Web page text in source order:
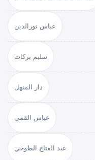
عباس نورالدين
سليم بركات
دار المنهل
عباس القمي
عبد الفتاح الطوخي